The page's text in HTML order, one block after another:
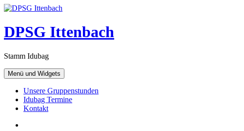
Zum
springen
DPSG Ittenbach
Stamm Idubag
Menü und Widgets
Unsere Gruppenstunden
Idubag Termine
Kontakt